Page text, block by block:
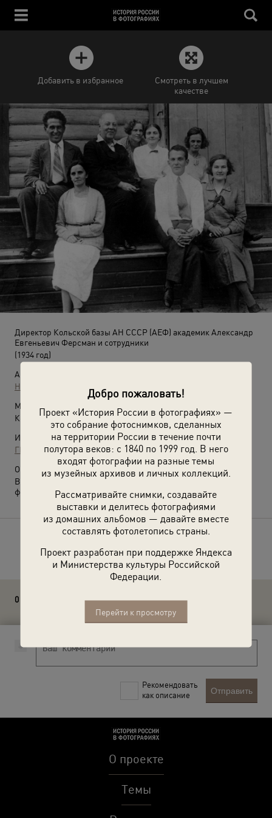
Добро пожаловать!
Проект «История России в фотографиях» —
это собрание фотоснимков, сделанных
на территории России в течение почти
полутора веков: с 1840 по 1999 год. В него
входят фотографии на разные темы
из музейных архивов и личных коллекций.
Рассматривайте снимки, создавайте
выставки и делитесь фотографиями
из домашних альбомов — давайте вместе
составлять фотолетопись страны.
Проект разработан при поддержке Яндекса
и Министерства культуры Российской
Федерации.
Перейти к просмотру
Добавить в избранное
Смотреть в лучшем
качестве
Директор Кольской базы АН СССР (АЕФ) академик Александр
Евгеньевич Ферсман и сотрудники
(1934 год)
Автор:
Неизвестный автор
Место съемки:
Кольский п-ов
Источники:
ГИН РАН
О фотографии:
Выставка
«"Дядя слон" академик Ферсман»
фотографией.
0 комментариев
Рекомендовать
как описание
Отправить
О проекте
Темы